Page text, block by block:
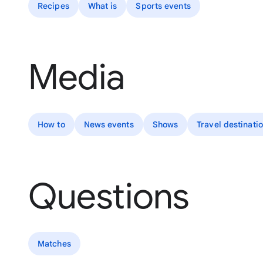
Recipes What is Sports events
Media
How to News events Shows Travel
Questions
Matches